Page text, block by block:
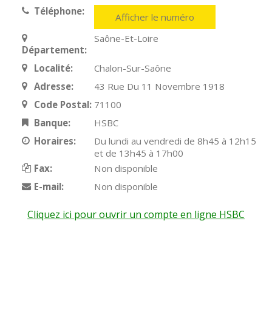
Téléphone: Afficher le numéro
Département:
Saône-Et-Loire
Localité:
Chalon-Sur-Saône
Adresse:
43 Rue Du 11 Novembre 1918
Code Postal: 71100
Banque:
HSBC
Horaires:
Du lundi au vendredi de 8h45 à 12h15
et de 13h45 à 17h00
Fax:
Non disponible
E-mail:
Non disponible
Cliquez ici pour ouvrir un compte en ligne HSBC